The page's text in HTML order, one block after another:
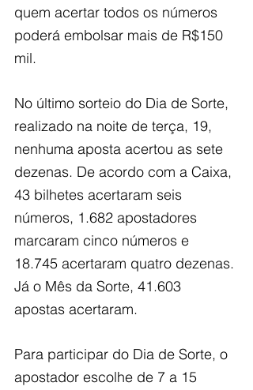
quem acertar todos os números
poderá embolsar mais de R$150
mil.
No último sorteio do Dia de Sorte,
realizado na noite de terça, 19,
nenhuma aposta acertou as sete
dezenas. De acordo com a Caixa,
43 bilhetes acertaram seis
números, 1.682 apostadores
marcaram cinco números e
18.745 acertaram quatro dezenas.
Já o Mês da Sorte, 41.603
apostas acertaram.
Para participar do Dia de Sorte, o
apostador escolhe de 7 a 15